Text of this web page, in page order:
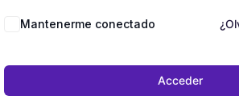
Mantenerme conectado
Acceder